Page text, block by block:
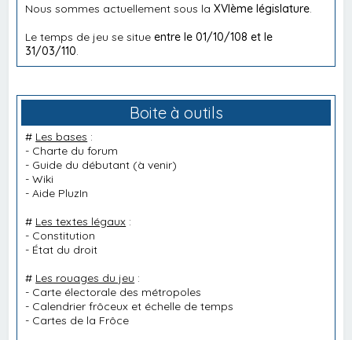
Nous sommes actuellement sous laXVIème législature
Le temps de jeu se situeentre le 01/10/108 et le
31/03/110
Boite à outils
# Les bases :
- Charte du forum
- Guide du débutant (à venir)
-Wiki
-Aide PluzIn
# Les textes légaux :
- Constitution
- État du droit
# Les rouages du jeu :
- Carte électorale des métropoles
- Calendrier frôceux et échelle de temps
- Cartes de la Frôce